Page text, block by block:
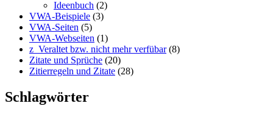
Ideenbuch (2)
VWA-Beispiele (3)
VWA-Seiten (5)
VWA-Webseiten (1)
z_Veraltet bzw. nicht mehr verfübar(8)
Zitate und Sprüche (20)
Zitierregeln und Zitate (28)
Schlagwörter